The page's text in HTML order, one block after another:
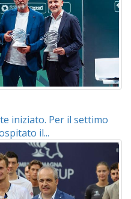
iniziato. Per il settimo
il...